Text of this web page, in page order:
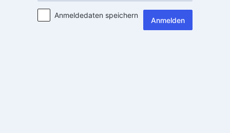
Anmeldedaten speichern